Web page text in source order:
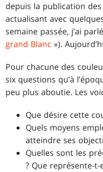
depuis la publication
actualisant avec
semaine passée, j’ai
grand Blanc »).
Pour chacune des
six questions qu’à
peu plus aboutie. Les
Que désire cette
Quels moyens
atteindre ses
Quelles sont les
? Que représente-t-